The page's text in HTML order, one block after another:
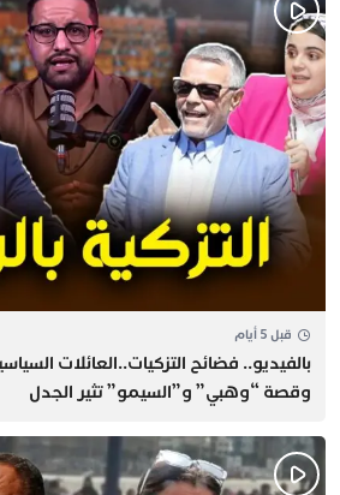
قبل 5 أيام
بالفيديو.. فضائح التزكيات..العائلات
وقصة “وهبي” و”السيمو” تثير الجدل